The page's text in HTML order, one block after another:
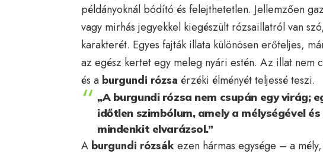
példányoknál bódító és felejthetetlen. Jellemzően
vagy mirhás jegyekkel kiegészült rózsaillatról van
karakterét. Egyes fajták illata különösen erőteljes,
az egész kertet egy meleg nyári estén. Az illat nem
és a burgundi rózsa érzéki élményét teljessé teszi.
„A burgundi rózsa nem csupán egy virág;
időtlen szimbólum, amely a mélységével
mindenkit elvarázsol.”
A burgundi rózsákezen hármas egysége – a